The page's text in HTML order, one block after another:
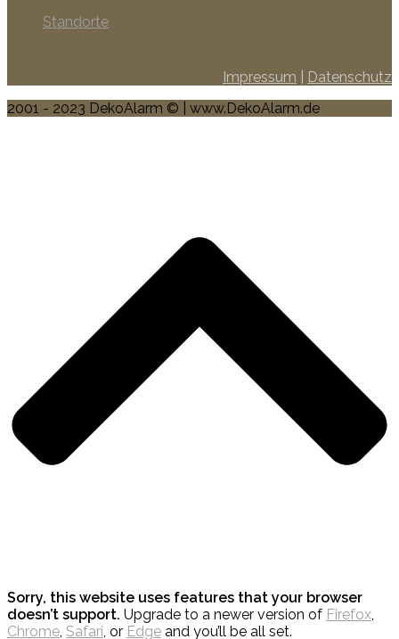
Standorte
Impressum
Datenschutz
2001 - 2023 DekoAlarm © | www.DekoAlarm.de
Sorry, this website uses features that your browser
doesn’t support. Upgrade to a newer version of Firefox,
Chrome, Safari, or Edge and you’ll be all set.